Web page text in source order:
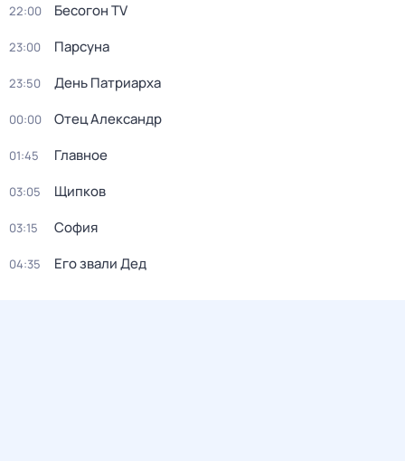
22:00 Бесогон TV
23:00 Парсуна
23:50 День Патриарха
00:00 Отец Александр
01:45 Главное
03:05 Щипков
03:15 София
04:35 Его звали Дед